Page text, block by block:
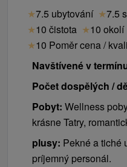
★7.5 ubytování ★7.5
★10 čistota ★10 okolí
★10 Poměr cena /
Navštívené v
Počet dospělých /
Pobyt: Wellness
krásne Tatry,
plusy: Pekné a tiché
príjemný personál.